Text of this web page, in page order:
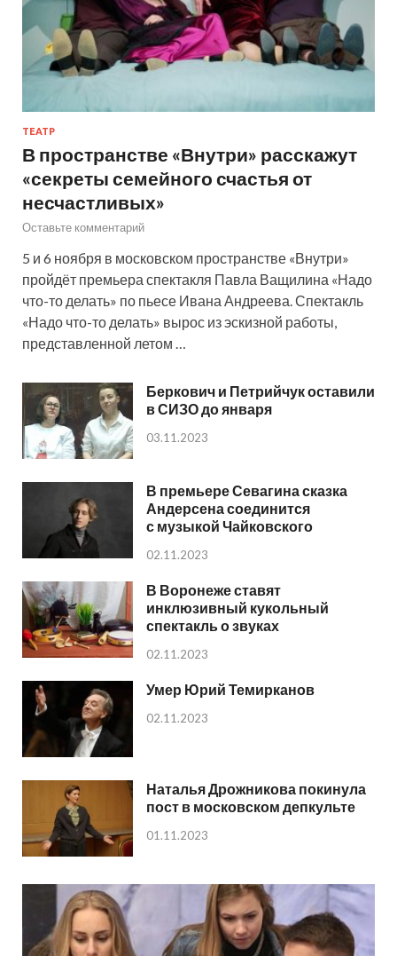
ТЕАТР
В пространстве «Внутри» расскажут
«секреты семейного счастья от
несчастливых»
Оставьте комментарий
5 и 6 ноября в московском пространстве «Внутри»
пройдёт премьера спектакля Павла Ващилина «Надо
что-то делать» по пьесе Ивана Андреева. Спектакль
«Надо что-то делать» вырос из эскизной работы,
представленной летом …
Беркович и Петрийчук оставили
в СИЗО до января
03.11.2023
В премьере Севагина сказка
Андерсена соединится
с музыкой Чайковского
02.11.2023
В Воронеже ставят
инклюзивный кукольный
спектакль о звуках
02.11.2023
Умер Юрий Темирканов
02.11.2023
Наталья Дрожникова покинула
пост в московском депкульте
01.11.2023